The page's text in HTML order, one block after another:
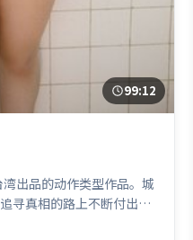
99:12
出品的动作类型作品。城
寻真相的路上不断付出代
键节点收束。由张艺谋执